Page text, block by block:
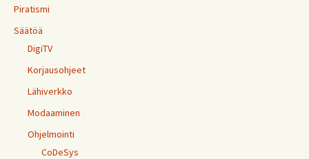
Piratismi
Säätöä
DigiTV
Korjausohjeet
Lähiverkko
Modaaminen
Ohjelmointi
CoDeSys